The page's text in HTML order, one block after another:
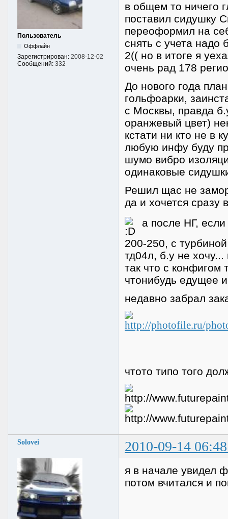
Пользователь
Оффлайн
Зарегистрирован: 2008-12-02
Сообщений: 332
в общем то ничего
поставил сидушку
переоформил на
снять с учета надо
2(( но в итоге я
очень рад 178
До нового года
гольфоарки,
с Москвы, правда
оранжевый цвет)
кстати ни кто не в
любую инфу буду
шумо вибро
одинаковые
Решил щас не
да и хочется сразу
а после НГ,
200-250, с
тд04л, б.у не
так что с конфигом
чтонибудь едущее
недавно забрал
чтото типо того
Solovei 2010-09-14
я в начале увидел
потом вчитался и